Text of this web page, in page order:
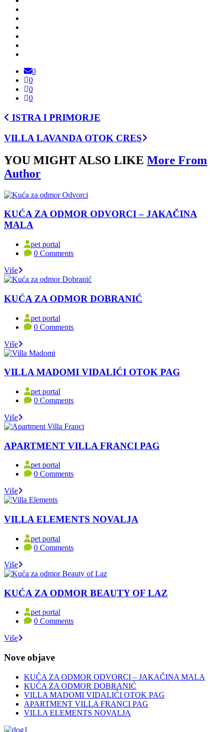
0
0
0
0
ISTRA I PRIMORJE
VILLA LAVANDA OTOK CRES
YOU MIGHT ALSO LIKE More From
Author
KUĆA ZA ODMOR ODVORCI – JAKAČINA
MALA
pet portal
0 Comments
Više
KUĆA ZA ODMOR DOBRANIĆ
pet portal
0 Comments
Više
VILLA MADOMI VIDALIĆI OTOK PAG
pet portal
0 Comments
Više
APARTMENT VILLA FRANCI PAG
pet portal
0 Comments
Više
VILLA ELEMENTS NOVALJA
pet portal
0 Comments
Više
KUĆA ZA ODMOR BEAUTY OF LAZ
pet portal
0 Comments
Više
Nove objave
KUĆA ZA ODMOR ODVORCI – JAKAČINA MALA
KUĆA ZA ODMOR DOBRANIĆ
VILLA MADOMI VIDALIĆI OTOK PAG
APARTMENT VILLA FRANCI PAG
VILLA ELEMENTS NOVALJA